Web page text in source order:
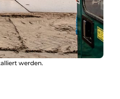
werden.